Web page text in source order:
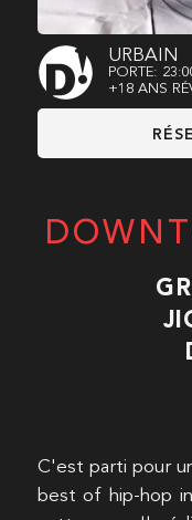
URBAIN
PORTE:
+18 ANS
C'est parti pour
best of hip-hop